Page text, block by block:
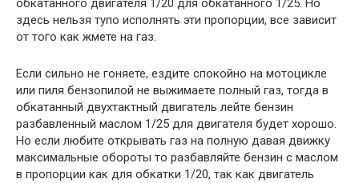
обкатанного двигателя 1/20 для обкатанного 1/25. Но
здесь нельзя тупо исполнять эти пропорции, все зависит
от того как жмете на газ.
Если сильно не гоняете, ездите спокойно на мотоцикле
или пиля бензопилой не выжимаете полный газ, тогда в
обкатанный двухтактный двигатель лейте бензин
разбавленный маслом 1/25 для двигателя будет хорошо.
Но если любите открывать газ на полную давая движку
максимальные обороты то разбавляйте бензин с маслом
в пропорции как для обкатки 1/20, так как двигатель